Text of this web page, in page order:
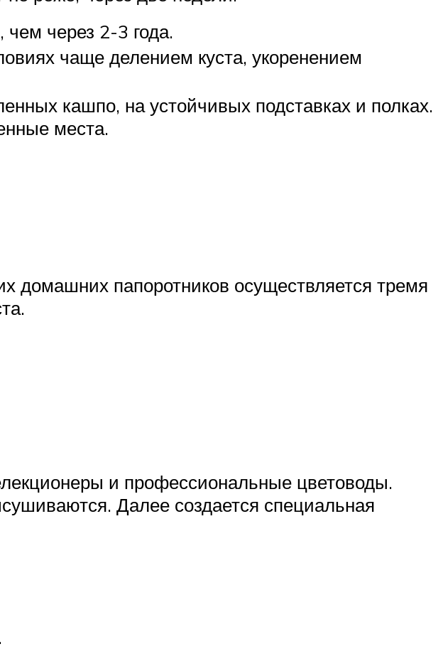
через 2-3 года.
чаще делением куста, укоренением
кашпо, на устойчивых подставках и полках.
места.
домашних папоротников осуществляется тремя
и профессиональные цветоводы.
Далее создается специальная